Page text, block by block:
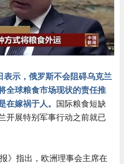
表示，俄罗斯不会阻碍乌克兰
全球粮食市场现状的责任推
在嫁祸于人。 国际粮食短缺
开展特别军事行动之前就已
》指出，欧洲理事会主席在